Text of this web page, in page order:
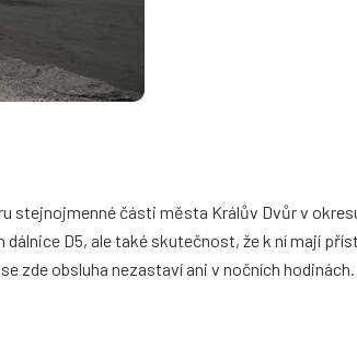
stejnojmenné části města Králův Dvůr v
D5, ale také skutečnost, že k ní mají
zde obsluha nezastaví ani v nočních hodinách.